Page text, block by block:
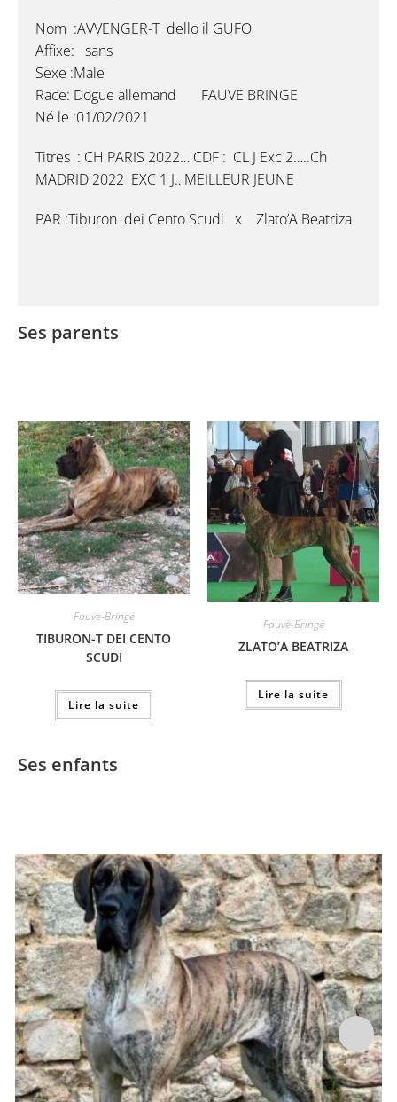
Nom :AVVENGER-T dello il GUFO
Affixe: sans
Sexe :Male
Race: Dogue allemand FAUVE BRINGE
Né le :01/02/2021
Titres : CH PARIS 2022… CDF : CL J Exc 2…..Ch
MADRID 2022 EXC 1 J…MEILLEUR JEUNE
PAR :Tiburon dei Cento Scudi x Zlato’A Beatriza
Ses parents
Fauve-Bringé
TIBURON-T DEI CENTO
SCUDI
Lire la suite
Fauve-Bringé
ZLATO’A BEATRIZA
Lire la suite
Ses enfants